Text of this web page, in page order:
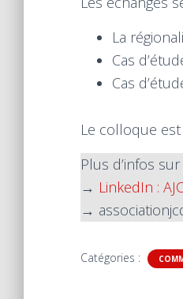
La
Cas
Cas
Le colloque
Plus d’infos sur
→ LinkedIn :
→
Catégories :